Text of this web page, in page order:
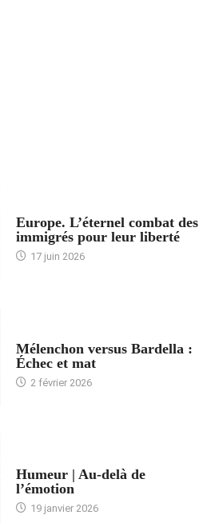
Europe. L’éternel combat des
immigrés pour leur liberté
17 juin 2026
Mélenchon versus Bardella :
Échec et mat
2 février 2026
Humeur | Au-delà de
l’émotion
19 janvier 2026